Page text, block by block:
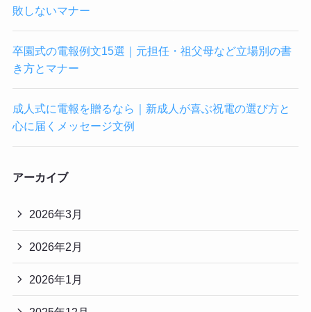
敗しないマナー
卒園式の電報例文15選｜元担任・祖父母など立場別の書
き方とマナー
成人式に電報を贈るなら｜新成人が喜ぶ祝電の選び方と
心に届くメッセージ文例
アーカイブ
2026年3月
2026年2月
2026年1月